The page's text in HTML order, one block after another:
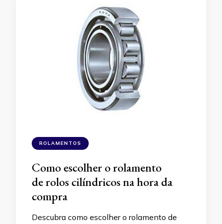
ROLAMENTOS
Como escolher o rolamento
de rolos cilíndricos na hora da
compra
Descubra como escolher o rolamento de